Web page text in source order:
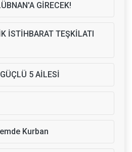
GİRECEK!
İSTİHBARAT TEŞKİLATI
5 AİLESİ
Kurban